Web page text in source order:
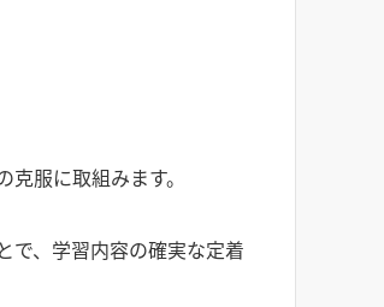
服に取組みます。
で、学習内容の確実な定着